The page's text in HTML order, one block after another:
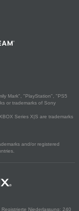
Mark", "PlayStation", "PS5
or trademarks of Sony
Series X|S are trademarks
and/or registered
Niederlassung: 240